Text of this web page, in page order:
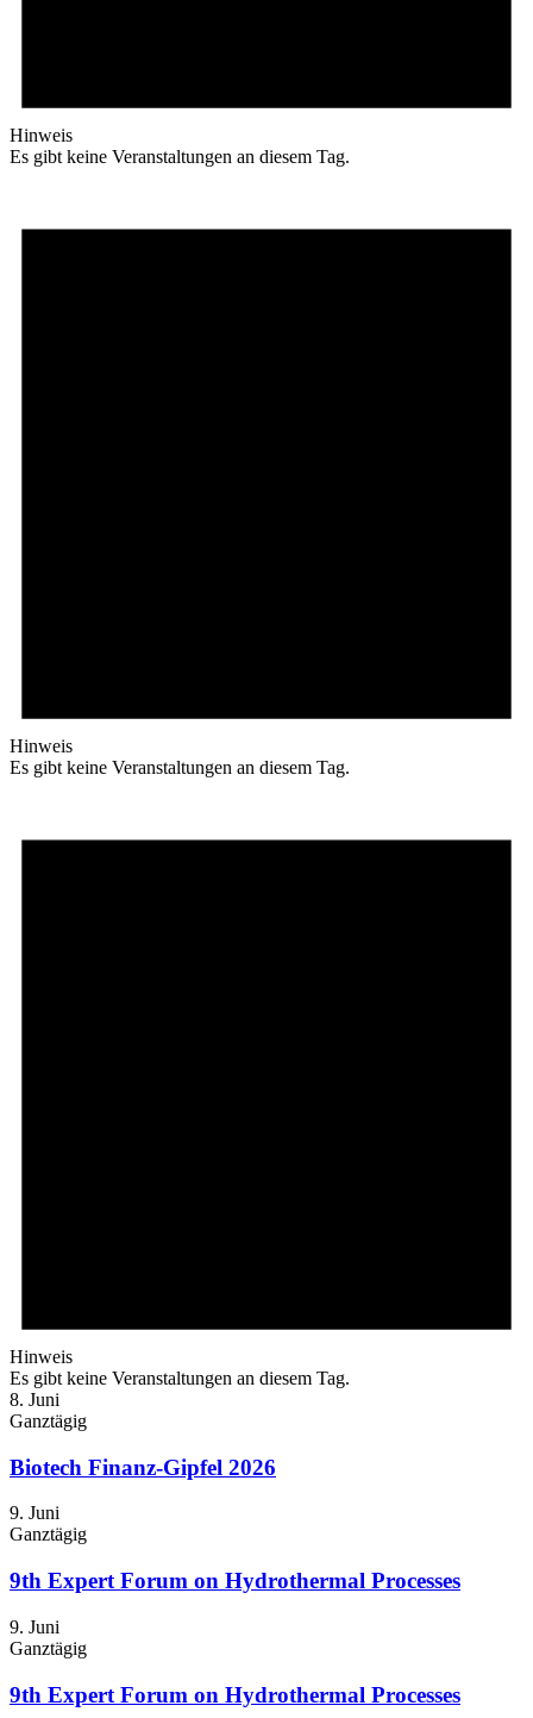
Hinweis
Es gibt keine Veranstaltungen an diesem Tag.
Hinweis
Es gibt keine Veranstaltungen an diesem Tag.
Hinweis
Es gibt keine Veranstaltungen an diesem Tag.
8. Juni
Ganztägig
Biotech Finanz-Gipfel 2026
9. Juni
Ganztägig
9th Expert Forum on Hydrothermal Processes
9. Juni
Ganztägig
9th Expert Forum on Hydrothermal Processes